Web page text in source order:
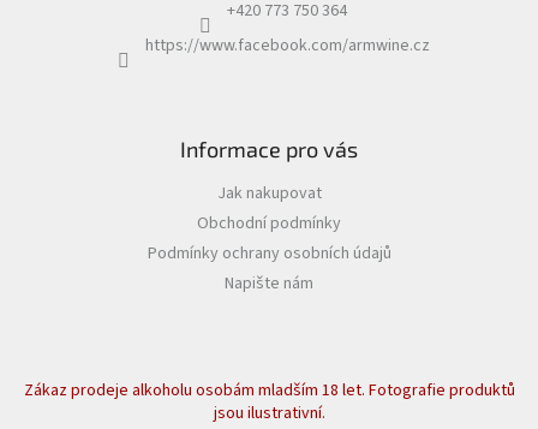
+420 773 750 364
https://www.facebook.com/armwine.cz
Informace pro vás
Jak nakupovat
Obchodní podmínky
Podmínky ochrany osobních údajů
Napište nám
Zákaz prodeje alkoholu osobám mladším 18 let. Fotografie produktů
jsou ilustrativní.